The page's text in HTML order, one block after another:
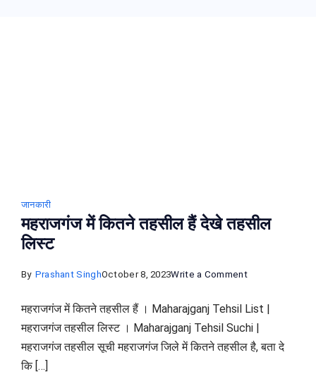
जानकारी
महराजगंज में कितने तहसील हैं देखे तहसील
लिस्ट
By Prashant SinghOctober 8, 2023Write a Commenton
में
कितने
तहसील
महराजगंज में कितने तहसील हैं । Maharajganj Tehsil List |
महराजगंज तहसील लिस्ट । Maharajganj Tehsil Suchi |
महराजगंज तहसील सूची महराजगंज जिले में कितने तहसील है, बता दे
कि […]